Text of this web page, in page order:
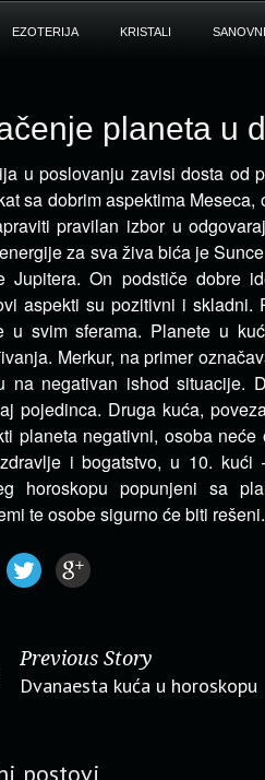
EZOTERIJA KRISTALI
planeta u
u poslovanju zavisi dosta od
sa dobrim aspektima Meseca,
pravilan izbor u
za sva živa bića je
Jupitera. On podstiče dobre
aspekti su pozitivni i skladni.
u svim sferama. Planete u
Merkur, na primer
na negativan ishod situacije.
pojedinca. Druga kuća,
planeta negativni, osoba
i bogatstvo, u 10.
horoskopu popunjeni sa
te osobe sigurno će biti rešeni.
Previous Story
Dvanaesta kuća u horoskopu
postovi